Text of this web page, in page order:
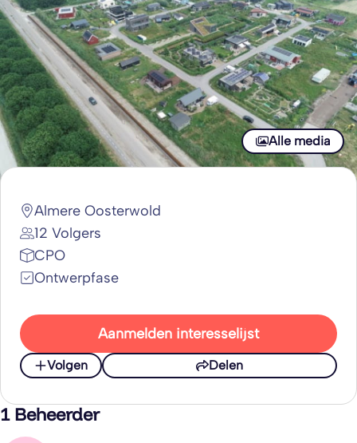
Alle media
Almere Oosterwold
12 Volgers
CPO
Ontwerpfase
Aanmelden interesselijst
Volgen Delen
1 Beheerder